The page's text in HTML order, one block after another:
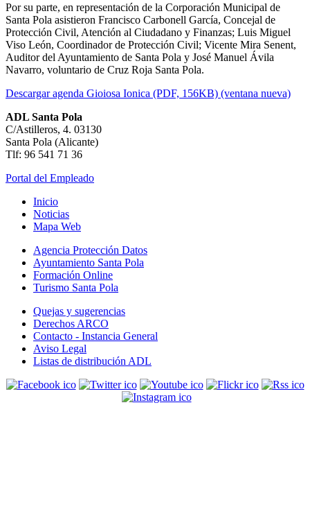
Por su parte, en representación de la Corporación Municipal de
Santa Pola asistieron Francisco Carbonell García, Concejal de
Protección Civil, Atención al Ciudadano y Finanzas; Luis Miguel
Viso León, Coordinador de Protección Civil; Vicente Mira Senent,
Auditor del Ayuntamiento de Santa Pola y José Manuel Ávila
Navarro, voluntario de Cruz Roja Santa Pola.
Descargar agenda Gioiosa Ionica (PDF, 156KB) (ventana nueva)
ADL Santa Pola
C/Astilleros, 4. 03130
Santa Pola (Alicante)
Tlf: 96 541 71 36
Portal del Empleado
Inicio
Noticias
Mapa Web
Agencia Protección Datos
Ayuntamiento Santa Pola
Formación Online
Turismo Santa Pola
Quejas y sugerencias
Derechos ARCO
Contacto - Instancia General
Aviso Legal
Listas de distribución ADL